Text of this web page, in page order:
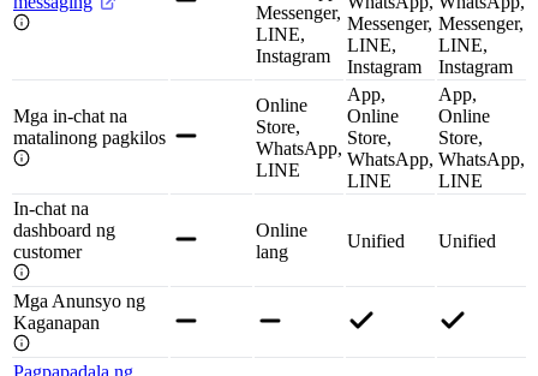
Messenger,
LINE,
Instagram
Messenger,
LINE,
Instagram
Messenger,
LINE,
Instagram
Mga in-chat na
matalinong pagkilos
Online
Store,
WhatsApp,
LINE
App,
Online
Store,
WhatsApp,
LINE
App,
Online
Store,
WhatsApp,
LINE
In-chat na
dashboard ng
customer
Online
lang
Unified Unified
Mga Anunsyo ng
Kaganapan